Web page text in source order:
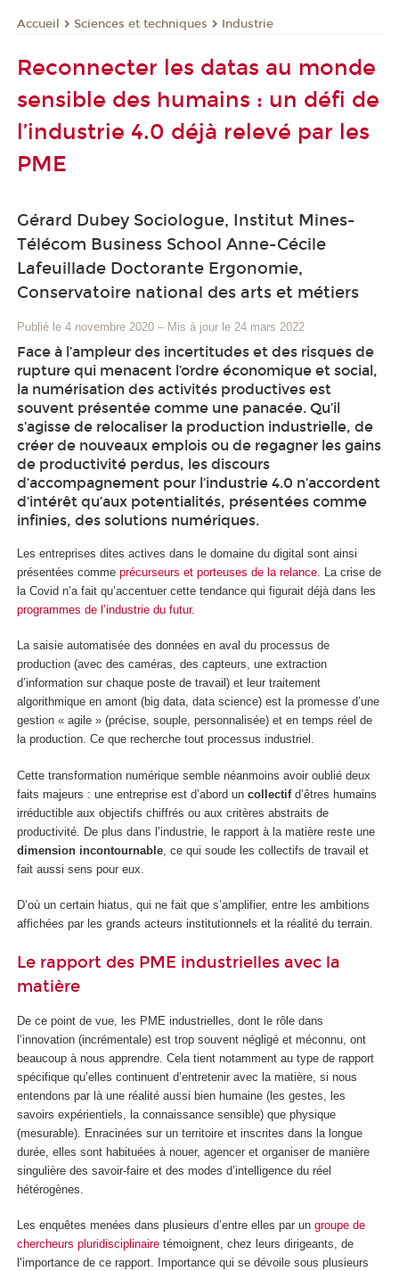
Accueil Sciences et techniques Industrie
Reconnecter les datas au monde
sensible des humains : un défi de
l’industrie 4.0 déjà relevé par les
PME
Gérard Dubey Sociologue, Institut Mines-
Télécom Business School Anne-Cécile
Lafeuillade Doctorante Ergonomie,
Conservatoire national des arts et métiers
Publié le 4 novembre 2020 – Mis à jour le 24 mars 2022
Face à l’ampleur des incertitudes et des risques de
rupture qui menacent l’ordre économique et social,
la numérisation des activités productives est
souvent présentée comme une panacée. Qu’il
s’agisse de relocaliser la production industrielle, de
créer de nouveaux emplois ou de regagner les gains
de productivité perdus, les discours
d’accompagnement pour l’industrie 4.0 n’accordent
d’intérêt qu’aux potentialités, présentées comme
infinies, des solutions numériques.
Les entreprises dites actives dans le domaine du digital sont ainsi
présentées comme précurseurs et porteuses de la relance . La crise de
la Covid n’a fait qu’accentuer cette tendance qui figurait déjà dans les
programmes de l’industrie du futur.
La saisie automatisée des données en aval du processus de
production (avec des caméras, des capteurs, une extraction
d’information sur chaque poste de travail) et leur traitement
algorithmique en amont (big data, data science) est la promesse d’une
gestion « agile » (précise, souple, personnalisée) et en temps réel de
la production. Ce que recherche tout processus industriel.
Cette transformation numérique semble néanmoins avoir oublié deux
faits majeurs : une entreprise est d’abord un collectifd’êtres humains
irréductible aux objectifs chiffrés ou aux critères abstraits de
productivité. De plus dans l’industrie, le rapport à la matière reste une
dimension incontournable , ce qui soude les collectifs de travail et
fait aussi sens pour eux.
D’où un certain hiatus, qui ne fait que s’amplifier, entre les ambitions
affichées par les grands acteurs institutionnels et la réalité du terrain.
Le rapport des PME industrielles avec la
matière
De ce point de vue, les PME industrielles, dont le rôle dans
l’innovation (incrémentale) est trop souvent négligé et méconnu, ont
beaucoup à nous apprendre. Cela tient notamment au type de rapport
spécifique qu’elles continuent d’entretenir avec la matière, si nous
entendons par là une réalité aussi bien humaine (les gestes, les
savoirs expérientiels, la connaissance sensible) que physique
(mesurable). Enracinées sur un territoire et inscrites dans la longue
durée, elles sont habituées à nouer, agencer et organiser de manière
singulière des savoir-faire et des modes d’intelligence du réel
hétérogènes.
Les enquêtes menées dans plusieurs d’entre elles par un groupe de
chercheurs pluridisciplinaire témoignent, chez leurs dirigeants, de
l’importance de ce rapport. Importance qui se dévoile sous plusieurs